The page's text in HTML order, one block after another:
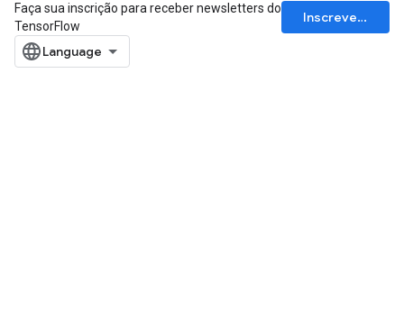
Faça sua inscrição para receber newsletters do
TensorFlow
Inscrever-se